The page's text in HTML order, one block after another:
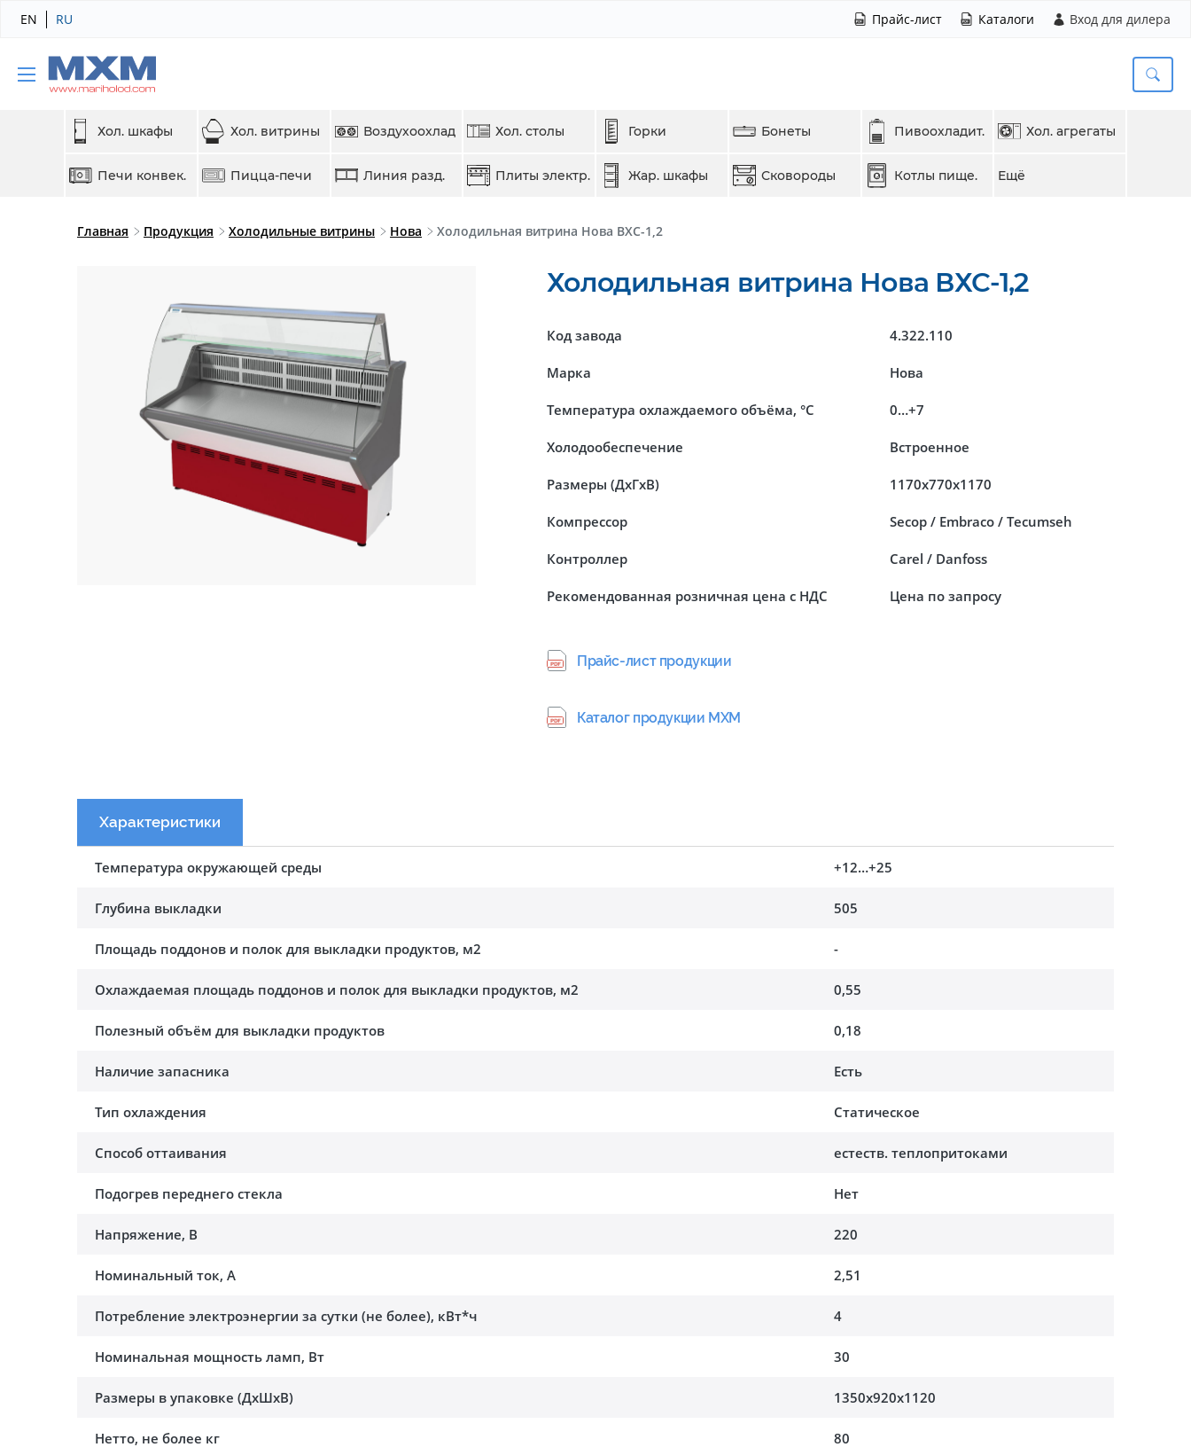
EN RU Прайс-лист Каталоги Вход для дилера
Хол. шкафы Хол. витрины Воздухоохлад Хол. столы Горки Бонеты Пивоохладит. Хол. агрегаты
Печи конвек. Пицца-печи Линия разд. Плиты электр. Жар. шкафы Сковороды Котлы пище. Ещё
Главная Продукция Холодильные витрины Нова Холодильная витрина Нова ВХС-1,2
Холодильная витрина Нова ВХС-1,2
Код завода 4.322.110
Марка Нова
Температура охлаждаемого объёма, °C 0…+7
Холодообеспечение Встроенное
Размеры (ДхГхВ) 1170x770x1170
Компрессор Secop / Embraco / Tecumseh
Контроллер Carel / Danfoss
Рекомендованная розничная цена с НДС Цена по запросу
Прайс-лист продукции
Каталог продукции МХМ
Характеристики
Температура окружающей среды +12…+25
Глубина выкладки 505
Площадь поддонов и полок для выкладки продуктов, м2 -
Охлаждаемая площадь поддонов и полок для выкладки продуктов, м2 0,55
Полезный объём для выкладки продуктов 0,18
Наличие запасника Есть
Тип охлаждения Статическое
Способ оттаивания естеств. теплопритоками
Подогрев переднего стекла Нет
Напряжение, В 220
Номинальный ток, A 2,51
Потребление электроэнергии за сутки (не более), кВт*ч 4
Номинальная мощность ламп, Вт 30
Размеры в упаковке (ДхШхВ) 1350x920x1120
Нетто, не более кг 80